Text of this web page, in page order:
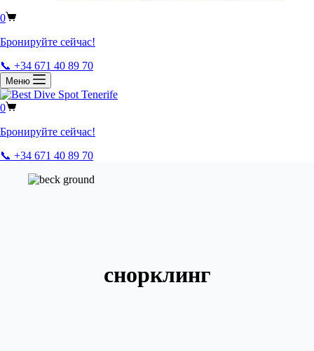
0
Бронируйте сейчас!
📞 +34 671 40 89 70
Меню
0
Бронируйте сейчас!
📞 +34 671 40 89 70
снорклинг